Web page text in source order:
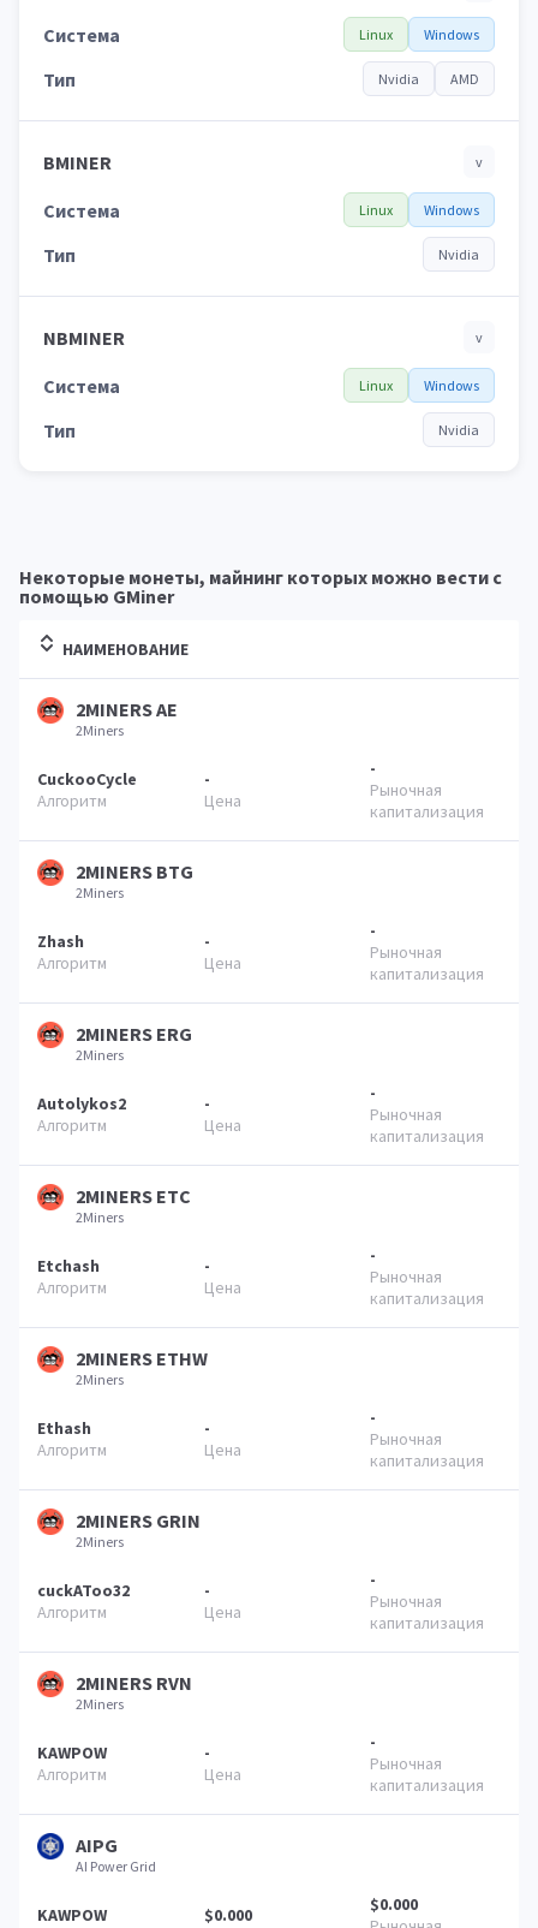
Система Linux Windows
Тип Nvidia AMD
BMINER v
Система Linux Windows
Тип Nvidia
NBMINER v
Система Linux Windows
Тип Nvidia
Некоторые монеты, майнинг которых можно вести с
помощью GMiner
НАИМЕНОВАНИЕ
2MINERS AE
2Miners
CuckooCycle - -
2MINERS BTG
2Miners
Zhash - -
2MINERS ERG
2Miners
Autolykos2 - -
2MINERS ETC
2Miners
Etchash - -
2MINERS ETHW
2Miners
Ethash - -
2MINERS GRIN
2Miners
cuckAToo32 - -
2MINERS RVN
2Miners
KAWPOW - -
AIPG
AI Power Grid
KAWPOW $0.000 $0.000